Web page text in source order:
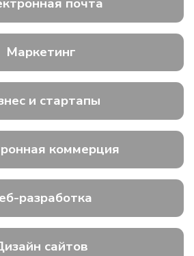
Маркетинг
и стартапы
коммерция
разработка
сайтов